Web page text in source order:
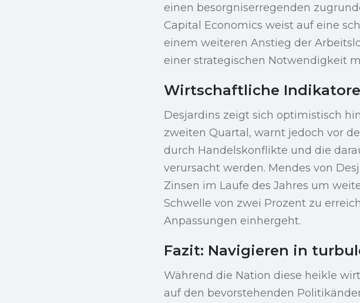
einen besorgniserregenden
Capital Economics weist auf eine
einem weiteren Anstieg der
einer strategischen Notwendigkeit
Wirtschaftliche
Desjardins zeigt sich optimistisch
zweiten Quartal, warnt jedoch vor
durch Handelskonflikte und die
verursacht werden. Mendes von
Zinsen im Laufe des Jahres um
Schwelle von zwei Prozent zu
Anpassungen einhergeht.
Fazit: Navigieren in
Während die Nation diese heikle
auf den bevorstehenden